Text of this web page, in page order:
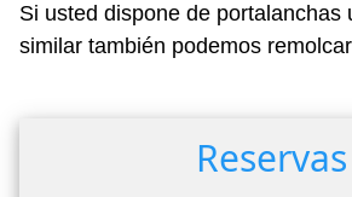
Si usted dispone de portalanchas
similar también podemos
Reservas